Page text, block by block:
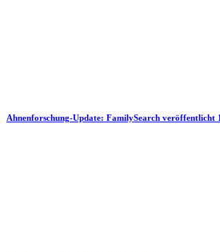
Ahnenforschung-Update: FamilySearch veröffentlicht